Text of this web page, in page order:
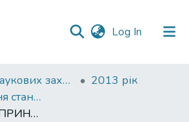
Log In (current)
Матеріали наукових заходів
2013 рік
Проблемні питання стану дотримання захисту прав людини в Україні
ВЕРХОВЕНСТВО ПРИНЦИПУ ЗАКОННОСТІ ПРИ ОРГАНІЗАЦІЇ ВЗАЄМОДІЇ МІЖ СУБ’ЄКТАМИ ВИКОРИСТАННЯ СПЕЦІАЛЬНИХ ЗНАНЬ ЯК ГАРАНТІЯ ПРАВ ЛЮДИНИ У ДОСУДОВОМУ РОЗСЛІДУВАННІ